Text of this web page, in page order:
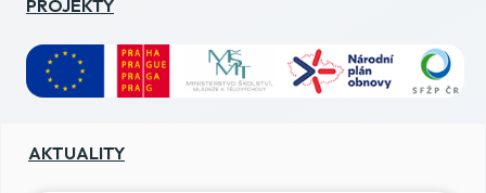
AKTUALITY
PROJEKTY